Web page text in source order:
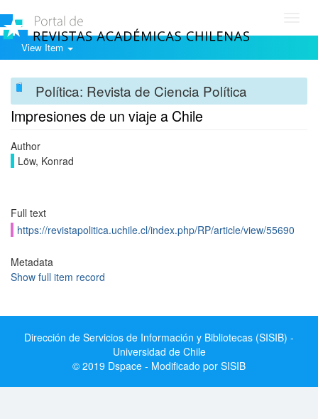
View Item
Política: Revista de Ciencia Política
Impresiones de un viaje a Chile
Author
Löw, Konrad
Full text
https://revistapolitica.uchile.cl/index.php/RP/article/view/55690
Metadata
Show full item record
Dirección de Servicios de Información y Bibliotecas (SISIB) -
Universidad de Chile
© 2019 Dspace - Modificado por SISIB